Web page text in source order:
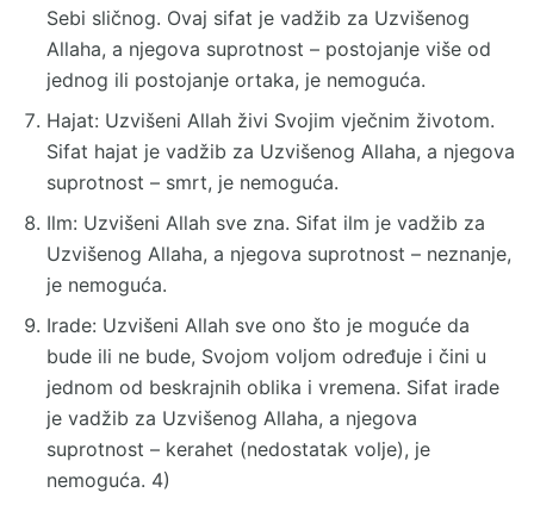
Sebi sličnog. Ovaj sifat je vadžib za Uzvišenog
Allaha, a njegova suprotnost – postojanje više od
jednog ili postojanje ortaka, je nemoguća.
Hajat: Uzvišeni Allah živi Svojim vječnim životom.
Sifat hajat je vadžib za Uzvišenog Allaha, a njegova
suprotnost – smrt, je nemoguća.
Ilm: Uzvišeni Allah sve zna. Sifat ilm je vadžib za
Uzvišenog Allaha, a njegova suprotnost – neznanje,
je nemoguća.
Irade: Uzvišeni Allah sve ono što je moguće da
bude ili ne bude, Svojom voljom određuje i čini u
jednom od beskrajnih oblika i vremena. Sifat irade
je vadžib za Uzvišenog Allaha, a njegova
suprotnost – kerahet (nedostatak volje), je
nemoguća. 4)